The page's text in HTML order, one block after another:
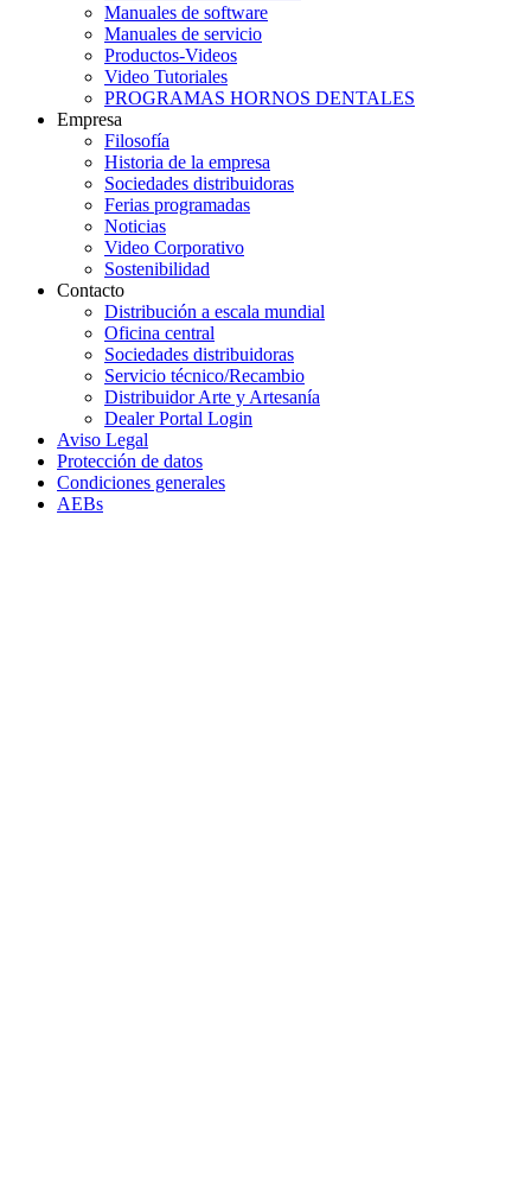
Manuales de software
Manuales de servicio
Productos-Videos
Video Tutoriales
PROGRAMAS HORNOS DENTALES
Empresa
Filosofía
Historia de la empresa
Sociedades distribuidoras
Ferias programadas
Noticias
Video Corporativo
Sostenibilidad
Contacto
Distribución a escala mundial
Oficina central
Sociedades distribuidoras
Servicio técnico/Recambio
Distribuidor Arte y Artesanía
Dealer Portal Login
Aviso Legal
Protección de datos
Condiciones generales
AEBs